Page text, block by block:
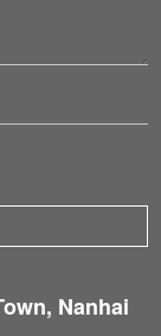
Nanhai